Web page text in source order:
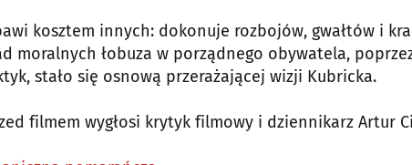
kosztem innych: dokonuje rozbojów, gwałtów i
moralnych łobuza w porządnego obywatela,
stało się osnową przerażającej wizji Kubricka.
filmem wygłosi krytyk filmowy i dziennikarz Artur